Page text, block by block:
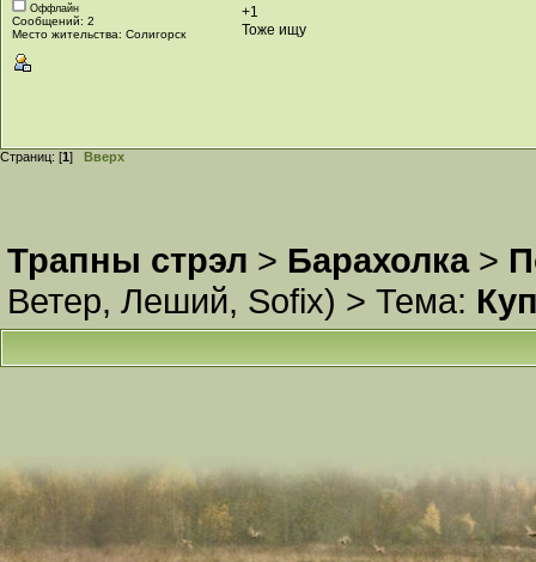
Оффлайн
Сообщений: 2
Место жительства: Солигорск
+1
Тоже ищу
Страниц: [1] Вверх
Трапны стрэл > Барахолка>
Ветер, Леший, Sofix) > Тема: